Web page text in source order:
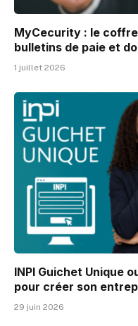
MyCecurity : le
bulletins de paie et
1 juillet 2026
INPI Guichet Unique
pour créer son
29 juin 2026